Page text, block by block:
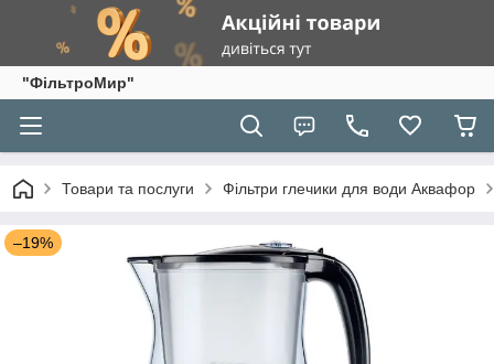
"ФільтроМир"
Товари та послуги Фільтри глечики для води Аквафор
–19%